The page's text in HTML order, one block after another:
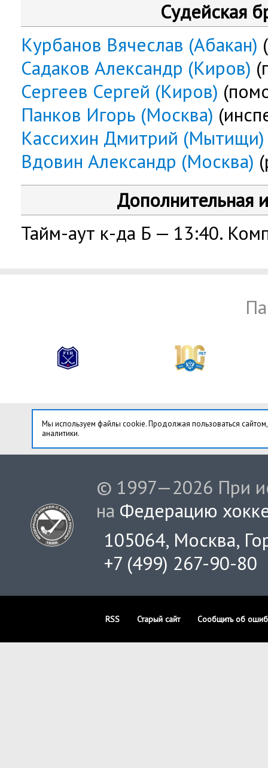
Судейская
Курбанов Вячеслав (Абакан)
Садаков Александр (Киров)
Сергеев Сергей (Киров)
Панков Игорь (Москва)
Кассихин Дмитрий (Мытищи)
Вдовин Александр (Москва)
Дополнительная
Тайм-аут к-да Б — 13:40.
Мы используем файлы cookie. Продолжая пользоваться
аналитики.
© 1997—2026 При
на Федерацию
105064, Москва,
+7 (499) 267-90-80
RSS Старый сайт Сообщить об